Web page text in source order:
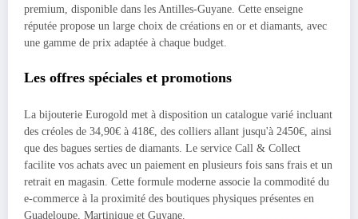
premium, disponible dans les Antilles-Guyane. Cette enseigne
réputée propose un large choix de créations en or et diamants, avec
une gamme de prix adaptée à chaque budget.
Les offres spéciales et promotions
La bijouterie Eurogold met à disposition un catalogue varié incluant
des créoles de 34,90€ à 418€, des colliers allant jusqu'à 2450€, ainsi
que des bagues serties de diamants. Le service Call & Collect
facilite vos achats avec un paiement en plusieurs fois sans frais et un
retrait en magasin. Cette formule moderne associe la commodité du
e-commerce à la proximité des boutiques physiques présentes en
Guadeloupe, Martinique et Guyane.